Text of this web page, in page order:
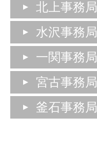
北上事務局
水沢事務局
一関事務局
宮古事務局
釜石事務局